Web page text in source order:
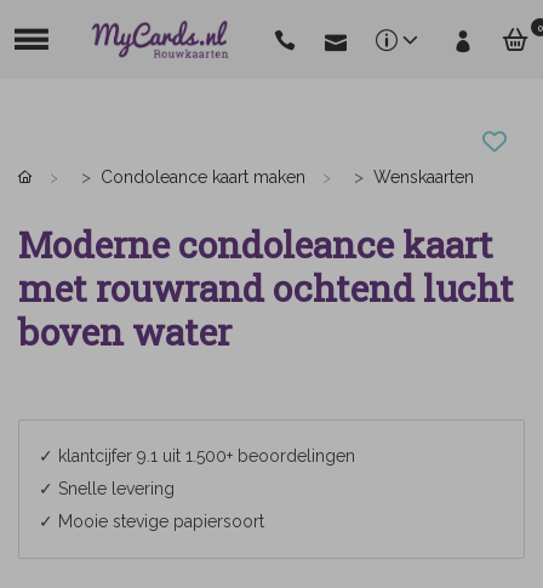
0
Condoleance kaart maken Wenskaarten
Moderne condoleance kaart
met rouwrand ochtend lucht
boven water
✓ klantcijfer 9.1 uit 1.500+ beoordelingen
✓ Snelle levering
✓ Mooie stevige papiersoort